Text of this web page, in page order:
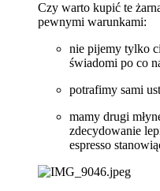
Czy warto kupić te
pewnymi warunkami:
nie pijemy tylko
świadomi po co
potrafimy sami
mamy drugi
zdecydowanie
espresso